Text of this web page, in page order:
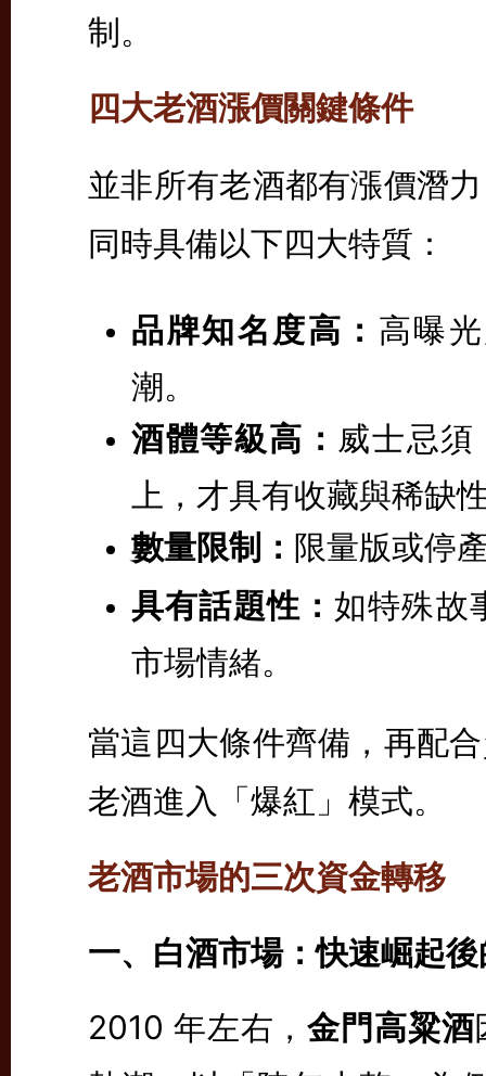
制。
四大老酒漲價關鍵條件
並非所有老酒都有漲價潛
同時具備以下四大特質：
品牌知名度高： 高曝
潮。
酒體等級高： 威士忌
上，才具有收藏與稀缺
數量限制： 限量版或停
具有話題性： 如特殊故
市場情緒。
當這四大條件齊備，再配
老酒進入「爆紅」模式。
老酒市場的三次資金轉移
一、白酒市場：快速崛起
2010 年左右，金門高粱酒